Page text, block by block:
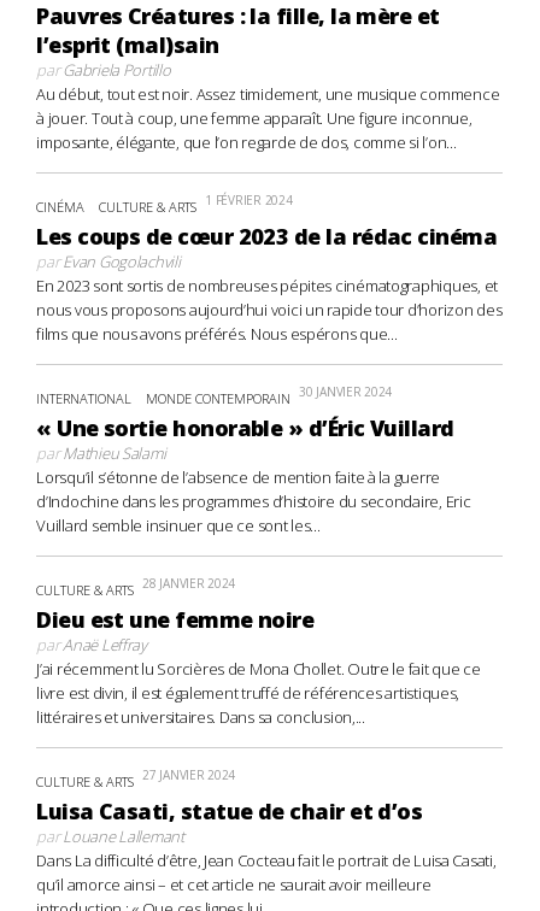
Pauvres Créatures : la fille, la mère et
l’esprit (mal)sain
parGabriela Portillo
Au début, tout est noir. Assez timidement, une musique commence
à jouer. Tout à coup, une femme apparaît. Une figure inconnue,
imposante, élégante, que l’on regarde de dos, comme si l’on...
CINÉMA CULTURE & ARTS 1 FÉVRIER 2024
Les coups de cœur 2023 de la rédac cinéma
parEvan Gogolachvili
En 2023 sont sortis de nombreuses pépites cinématographiques, et
nous vous proposons aujourd’hui voici un rapide tour d’horizon des
films que nous avons préférés. Nous espérons que...
INTERNATIONAL MONDE CONTEMPORAIN 30 JANVIER 2024
« Une sortie honorable » d’Éric Vuillard
parMathieu Salami
Lorsqu’il s’étonne de l’absence de mention faite à la guerre
d’Indochine dans les programmes d’histoire du secondaire, Eric
Vuillard semble insinuer que ce sont les...
CULTURE & ARTS 28 JANVIER 2024
Dieu est une femme noire
parAnaë Leffray
J’ai récemment lu Sorcières de Mona Chollet. Outre le fait que ce
livre est divin, il est également truffé de références artistiques,
littéraires et universitaires. Dans sa conclusion,...
CULTURE & ARTS 27 JANVIER 2024
Luisa Casati, statue de chair et d’os
parLouane Lallemant
Dans La difficulté d’être, Jean Cocteau fait le portrait de Luisa Casati,
qu’il amorce ainsi – et cet article ne saurait avoir meilleure